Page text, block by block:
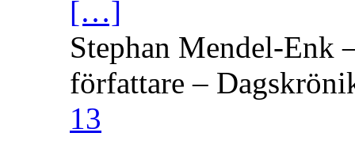
[…]
Stephan Mendel-Enk
författare –
13